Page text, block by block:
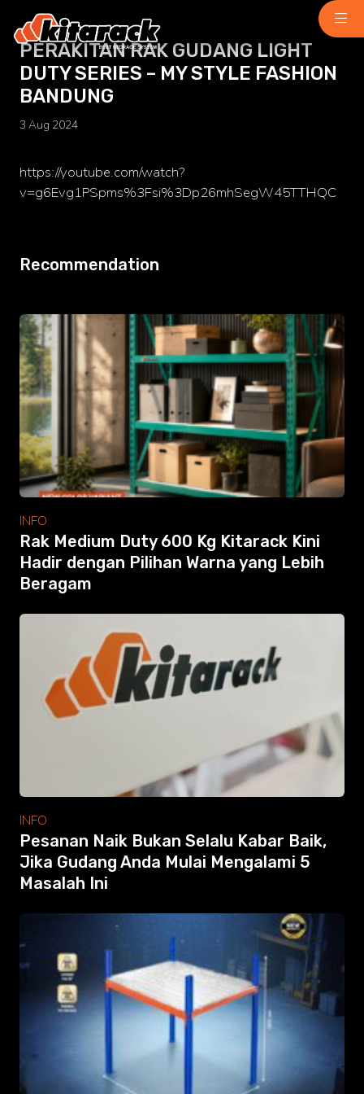
Home
About Us
Why Us
Light Duty
chemindustry.kz
niihimmash.ru
senya-spasatel.ru
Stacking Rack
tesakademi.net
Modular Mezanine
Accessories
Info
Gallery
Photo
Video
Tutorial
Clients
Contact
PERAKITAN RAK GUDANG LIGHT
DUTY SERIES – MY STYLE FASHION
BANDUNG
3 Aug 2024
https://youtube.com/watch?
v=g6Evg1PSpms%3Fsi%3Dp26mhSegW45TTHQC
Recommendation
INFO
Rak Medium Duty 600 Kg Kitarack Kini
Hadir dengan Pilihan Warna yang Lebih
Beragam
INFO
Pesanan Naik Bukan Selalu Kabar Baik,
Jika Gudang Anda Mulai Mengalami 5
Masalah Ini
Search